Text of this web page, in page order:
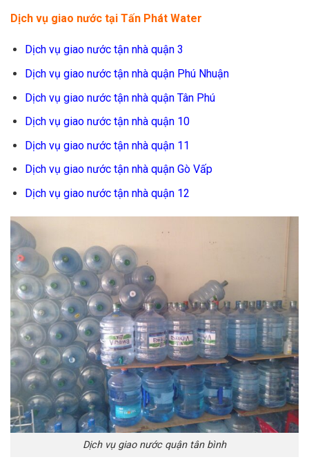
Dịch vụ giao nước tại Tấn Phát Water
Dịch vụ giao nước tận nhà quận 3
Dịch vụ giao nước tận nhà quận Phú Nhuận
Dịch vụ giao nước tận nhà quận Tân Phú
Dịch vụ giao nước tận nhà quận 10
Dịch vụ giao nước tận nhà quận 11
Dịch vụ giao nước tận nhà quận Gò Vấp
Dịch vụ giao nước tận nhà quận 12
Dịch vụ giao nước quận tân bình